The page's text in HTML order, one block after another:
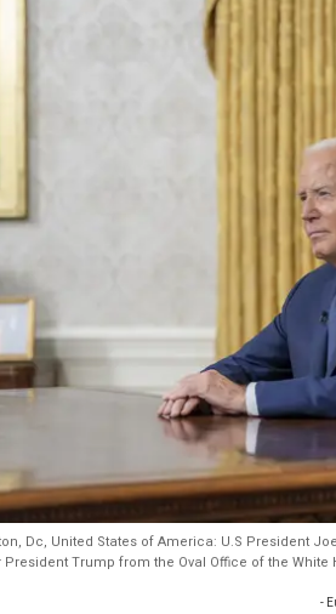
Dc, United States of America: U.S President
Trump from the Oval Office of the White
-